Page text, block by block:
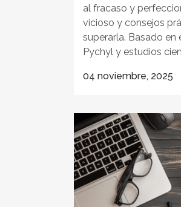
al fracaso y
vicioso y consejos
superarla. Basado
Pychyl y estudios
04 noviembre, 2025